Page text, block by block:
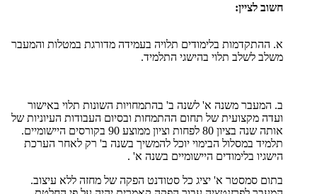
חשוב לציין:
א. ההתקדמות בלימודים תלויה בעמידה מדורגת במטלות והמעבר
משלב לשלב תלוי בהישגי התלמיד.
ב. המעבר משנה א' לשנה ב' בהתמחויות השונות תלוי באישור
ועדה מקצועית של תחום ההתמחות ובסיום העבודות העיוניות של
אותה שנה בציון 80 לפחות וציון ממוצע 90 בקורסים היישומיים.
תלמיד במסלול הבימוי יוכל להמשיך בשנה ב' רק לאחר הערכת
הישגיו בלימודים היישומיים בשנה א' .
בתום סמסטר א' יציג כל סטודנט הפקה של מחזה ללא עיצוב.